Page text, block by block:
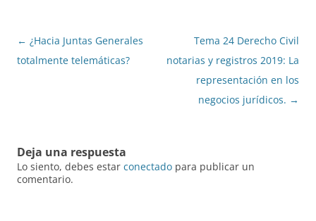
Navegación
de
← ¿Hacia Juntas Generales
totalmente telemáticas?
Tema 24 Derecho Civil
notarias y registros 2019: La
representación en los
negocios jurídicos. →
Deja una respuesta
Lo siento, debes estar conectado para publicar un
comentario.